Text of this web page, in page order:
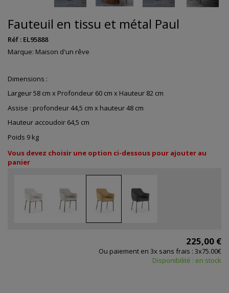
Fauteuil en tissu et métal Paul
Réf : EL95888
Marque: Maison d'un rêve
Dimensions :
Largeur 58 cm x Profondeur 60 cm x Hauteur 82 cm
Assise : profondeur 44,5 cm x hauteur 48 cm
Hauteur accoudoir 64,5 cm
Poids 9 kg
Vous devez choisir une option ci-dessous pour ajouter au
panier
225,00 €
Ou paiement en 3x sans frais : 3x75.00€
Disponibilité : en stock